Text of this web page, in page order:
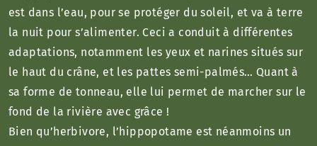
est dans l’eau, pour se protéger du soleil, et va à terre
la nuit pour s’alimenter. Ceci a conduit à différentes
adaptations, notamment les yeux et narines situés sur
le haut du crâne, et les pattes semi-palmés… Quant à
sa forme de tonneau, elle lui permet de marcher sur le
fond de la rivière avec grâce !
Bien qu’herbivore, l’hippopotame est néanmoins un